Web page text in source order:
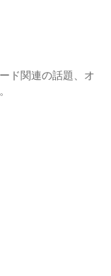
ド関連の話題、オ